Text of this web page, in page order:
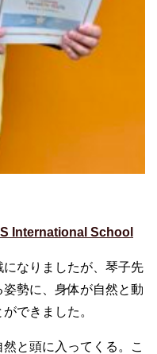
International School
なりましたが、琴子先
勢に、身体が自然と動
できました。
と頭に入ってくる。こ